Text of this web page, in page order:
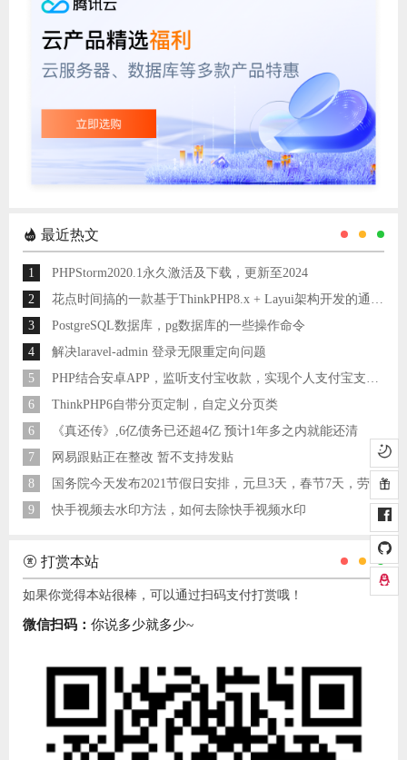
最近热文
1
PHPStorm2020.1永久激活及下载，更新至2024
2
花点时间搞的一款基于ThinkPHP8.x + Layui架构开发的通用后台管理系统
3
PostgreSQL数据库，pg数据库的一些操作命令
4
解决laravel-admin 登录无限重定向问题
5
PHP结合安卓APP，监听支付宝收款，实现个人支付宝支付接口
6
ThinkPHP6自带分页定制，自定义分页类
6
《真还传》,6亿债务已还超4亿 预计1年多之内就能还清
7
网易跟贴正在整改 暂不支持发贴
8
国务院今天发布2021节假日安排，元旦3天，春节7天，劳动节5天
9
快手视频去水印方法，如何去除快手视频水印
打赏本站
如果你觉得本站很棒，可以通过扫码支付打赏哦！
微信扫码： 你说多少就多少~